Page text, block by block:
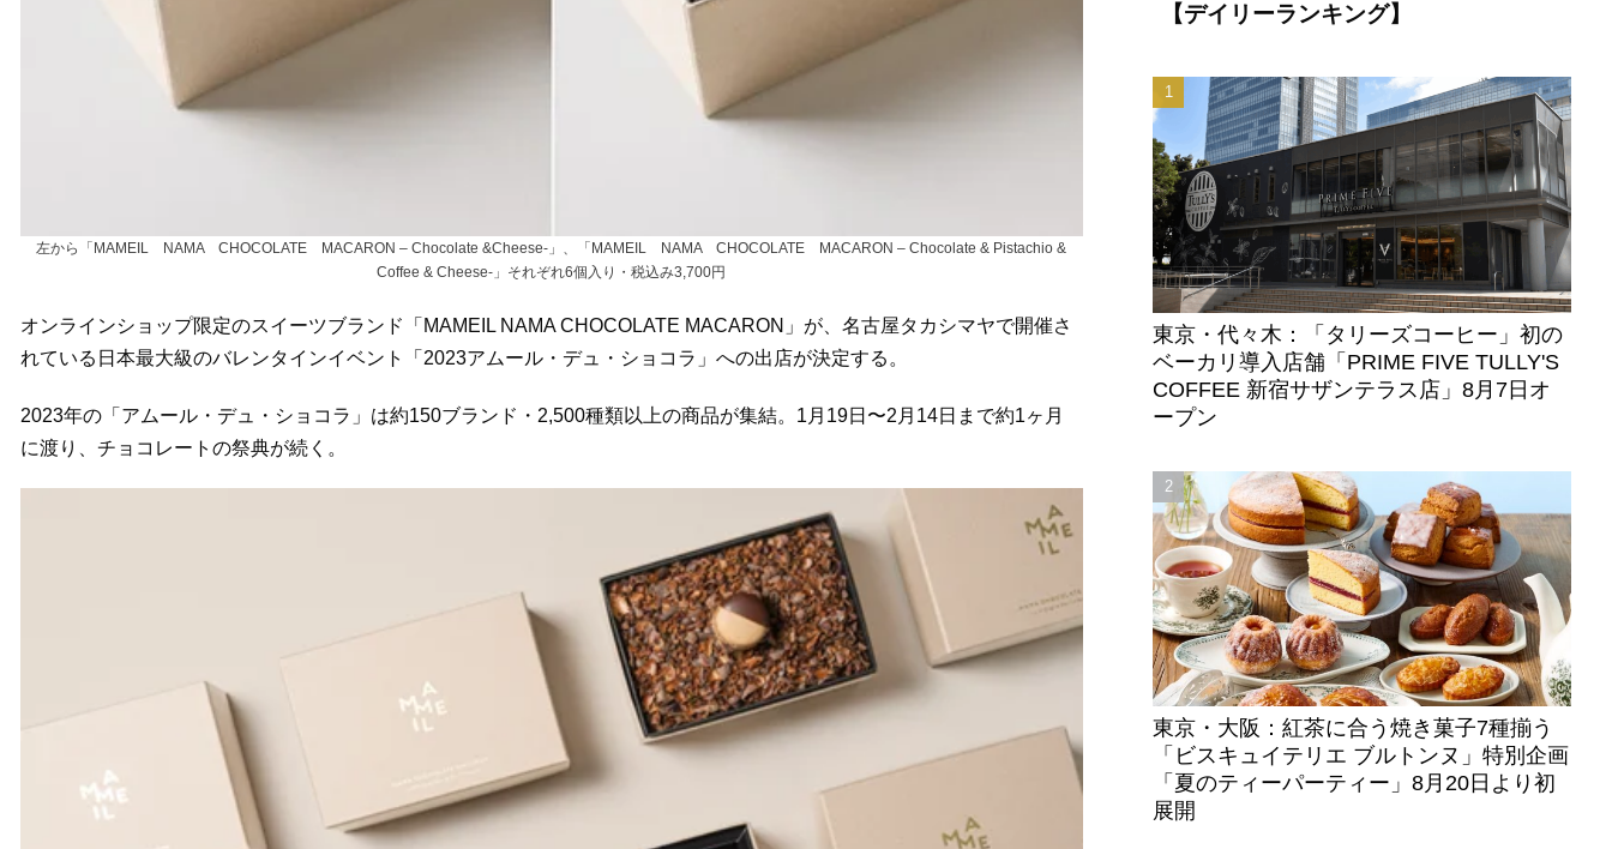
左から「MAMEIL NAMA CHOCOLATE MACARON – Chocolate &Cheese-」、「MAMEIL NAMA CHOCOLATE MACARON – Chocolate & Pistachio &
Coffee & Cheese-」それぞれ6個入り・税込み3,700円
オンラインショップ限定のスイーツブランド「MAMEIL NAMA CHOCOLATE MACARON」が、名古屋タカシマヤで開催さ
れている日本最大級のバレンタインイベント「2023アムール・デュ・ショコラ」への出店が決定する。
2023年の「アムール・デュ・ショコラ」は約150ブランド・2,500種類以上の商品が集結。1月19日〜2月14日まで約1ヶ月
に渡り、チョコレートの祭典が続く。
【デイリーランキング】
東京・代々木：「タリーズコーヒー」初の
ベーカリ導入店舗「PRIME FIVE TULLY'S
COFFEE 新宿サザンテラス店」8月7日オ
ープン
東京・大阪：紅茶に合う焼き菓子7種揃う
「ビスキュイテリエ ブルトンヌ」特別企画
「夏のティーパーティー」8月20日より初
展開